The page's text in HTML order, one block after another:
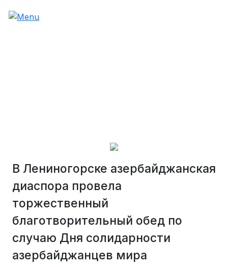
В Лениногорске азербайджанская
диаспора провела
торжественный
благотворительный обед по
случаю Дня солидарности
азербайджанцев мира